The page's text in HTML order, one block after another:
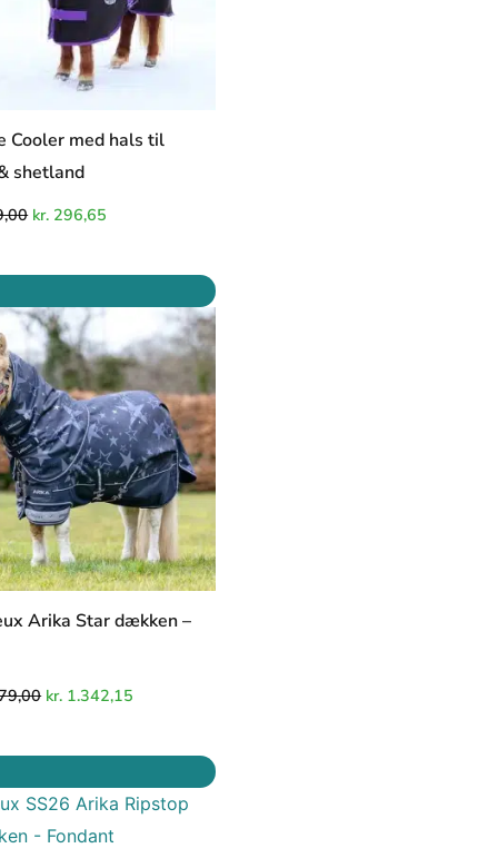
Cooler med hals til
shetland
kr. 296,65
Arika Star dækken –
oprindelige
pris
var:
kr. 1.579,00.
kr. 1.342,15
aktuelle
er:
kr. 1.342,15.
oprindelige
pris
var:
kr. 1.189,00.
aktuelle
pris